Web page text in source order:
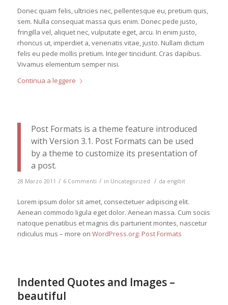
Donec quam felis, ultricies nec, pellentesque eu, pretium quis,
sem. Nulla consequat massa quis enim. Donec pede justo,
fringilla vel, aliquet nec, vulputate eget, arcu. In enim justo,
rhoncus ut, imperdiet a, venenatis vitae, justo. Nullam dictum
felis eu pede mollis pretium. Integer tincidunt. Cras dapibus.
Vivamus elementum semper nisi.
Continua a leggere
Post Formats is a theme feature introduced
with Version 3.1. Post Formats can be used
by a theme to customize its presentation of
a post.
28 Marzo 2011 / 6 Commenti / in Uncategorized / da engibit
Lorem ipsum dolor sit amet, consectetuer adipiscing elit.
Aenean commodo ligula eget dolor. Aenean massa. Cum sociis
natoque penatibus et magnis dis parturient montes, nascetur
ridiculus mus – more on WordPress.org: Post Formats
Indented Quotes and Images –
beautiful